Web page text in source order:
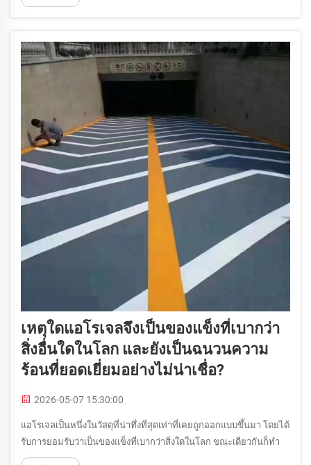
เหตุใดแอโรเจลจึงเป็นของแข็งที่เบากว่า
สิ่งอื่นใดในโลก และยังเป็นฉนวนความ
ร้อนที่ยอดเยี่ยมอย่างไม่น่าเชื่อ?
2026-05-07 15:30:00
แอโรเจลเป็นหนึ่งในวัสดุที่น่าทึ่งที่สุดเท่าที่เคยถูกออกแบบขึ้นมา โดยได้
รับการยอมรับว่าเป็นของแข็งที่เบากว่าสิ่งใดในโลก ขณะเดียวกันก็ทำ
หน้าที่เป็นฉนวนความร้อนชั้นเลิศ สารพิเศษนี้บางครั้งเรียกว่า 'ควัน